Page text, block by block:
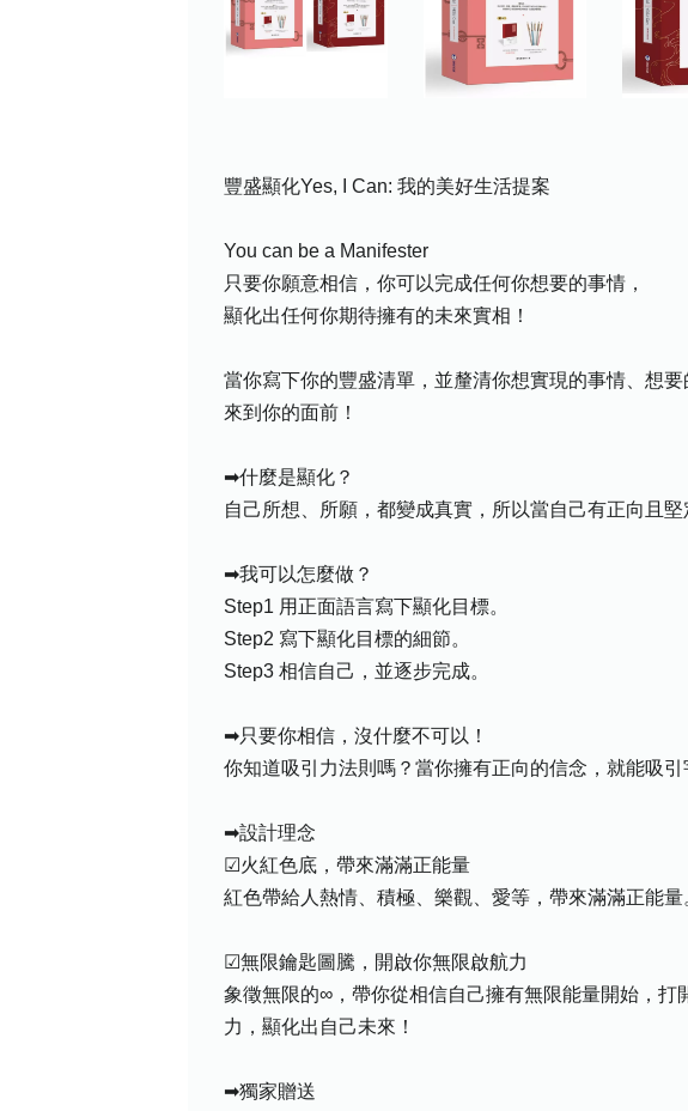
豐盛顯化Yes, I Can: 我的美好生活提案
You can be a Manifester
只要你願意相信，你可以完成任何你想要的事情，
顯化出任何你期待擁有的未來實相！
當你寫下你的豐盛清單，並釐清你想實現的事情、想
來到你的面前！
➡什麼是顯化？
自己所想、所願，都變成真實，所以當自己有正向且
➡我可以怎麼做？
Step1 用正面語言寫下顯化目標。
Step2 寫下顯化目標的細節。
Step3 相信自己，並逐步完成。
➡只要你相信，沒什麼不可以！
你知道吸引力法則嗎？當你擁有正向的信念，就能吸
➡設計理念
☑火紅色底，帶來滿滿正能量
紅色帶給人熱情、積極、樂觀、愛等，帶來滿滿正能量
☑無限鑰匙圖騰，開啟你無限啟航力
象徵無限的∞，帶你從相信自己擁有無限能量開始，
力，顯化出自己未來！
➡獨家贈送